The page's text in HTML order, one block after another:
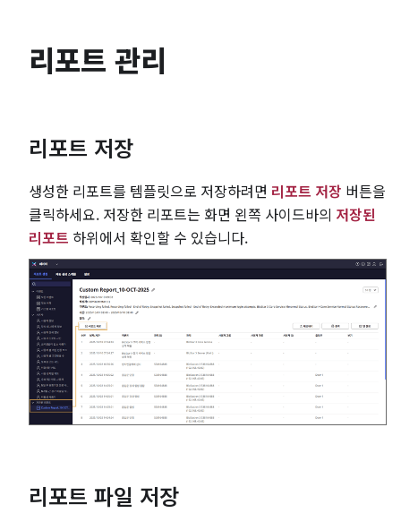
리포트 관리
리포트 저장
생성한 리포트를 템플릿으로 저장하려면 리포트 저장 버튼을
클릭하세요. 저장한 리포트는 화면 왼쪽 사이드바의 저장된
리포트 하위에서 확인할 수 있습니다.
리포트 파일 저장